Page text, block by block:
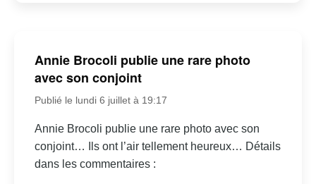
Annie Brocoli publie une rare photo
avec son conjoint
Publié le lundi 6 juillet à 19:17
Annie Brocoli publie une rare photo avec son
conjoint… Ils ont l’air tellement heureux… Détails
dans les commentaires :